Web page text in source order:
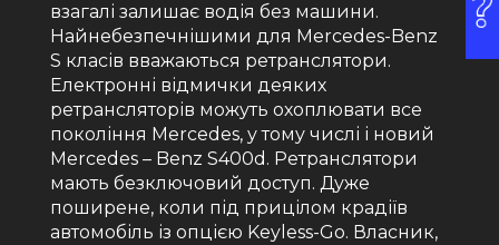
взагалі залишає водія без машини.
Найнебезпечнішими для Mercedes-Benz
S класів вважаються ретранслятори.
Електронні відмички деяких
ретрансляторів можуть охоплювати все
покоління Mercedes, у тому числі і новий
Mercedes – Benz S400d. Ретранслятори
мають безключовий доступ. Дуже
поширене, коли під прицілом крадіїв
автомобіль із опцією Keyless-Go. Власник,